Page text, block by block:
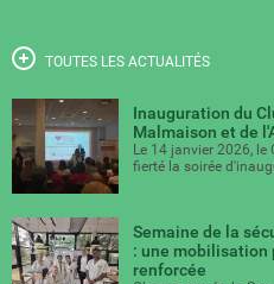
TOUTES LES ACTUALITÉS
Inauguration du
Malmaison et de
Le 14 janvier 2026,
fierté la soirée
Semaine de la
: une mobilisation
renforcée